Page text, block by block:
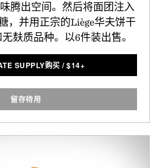
腾出空间。然后将面团注入
，并用正宗的Liège华夫饼干
麸质品种。以6件装出售。
SUPPLY购买 /$14+
留存待用